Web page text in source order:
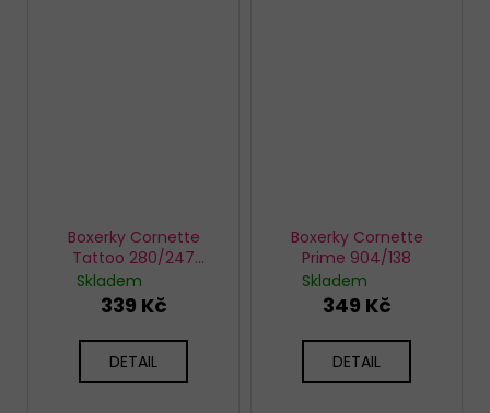
Boxerky Cornette
Tattoo 280/247
Fishbone
Skladem
339 Kč
DETAIL
Boxerky Cornette
Prime 904/138
Skladem
349 Kč
DETAIL